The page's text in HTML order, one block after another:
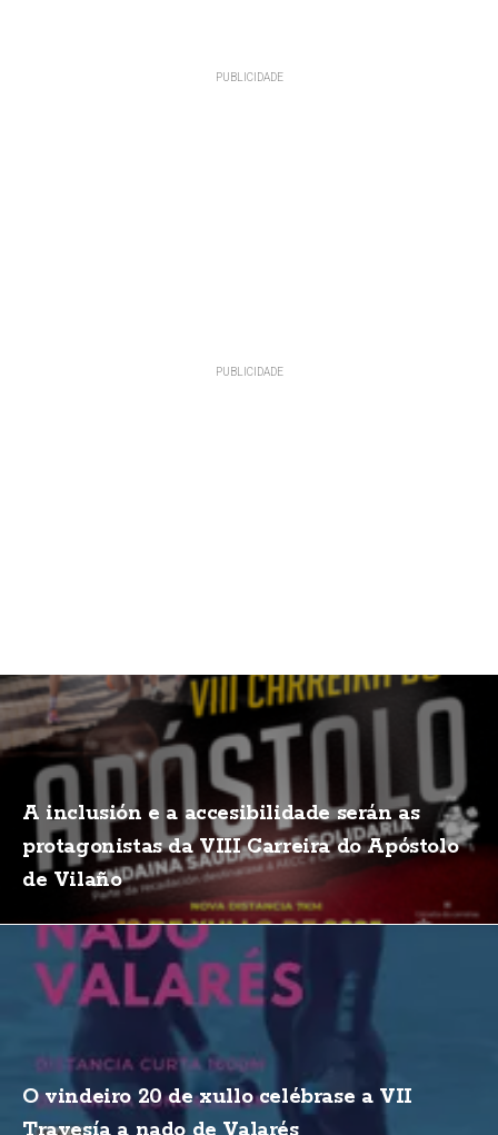
A inclusión e a accesibilidade serán as
protagonistas da VIII Carreira do Apóstolo
de Vilaño
O vindeiro 20 de xullo celébrase a VII